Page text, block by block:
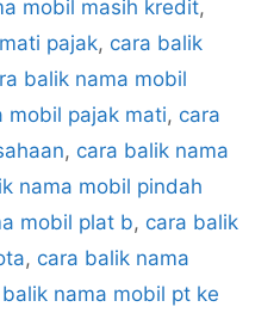
mobil masih kredit,
pajak, cara balik
balik nama mobil
mobil pajak mati, cara
, cara balik nama
nama mobil pindah
mobil plat b, cara balik
, cara balik nama
nama mobil pt ke